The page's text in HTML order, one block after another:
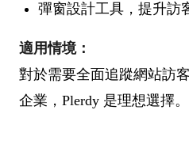
彈窗設計工具，提升訪
適用情境：
對於需要全面追蹤網站訪
企業，Plerdy 是理想選擇。